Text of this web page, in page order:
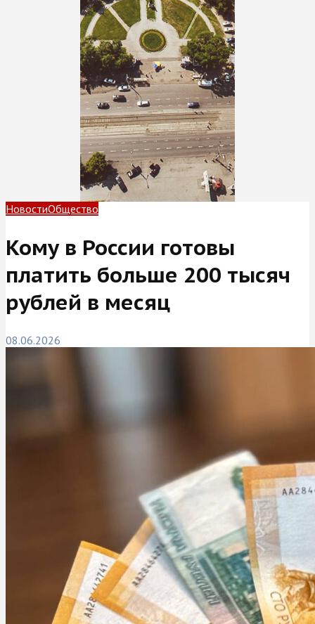
НовостиОбщество
Кому в России готовы
платить больше 200 тысяч
рублей в месяц
08.06.2026